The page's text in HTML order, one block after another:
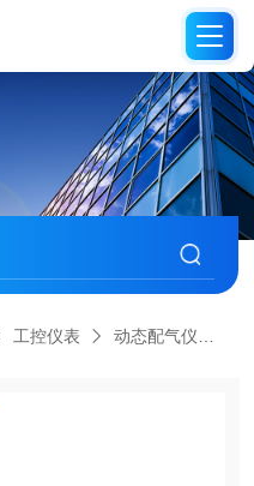
工控仪表 动态配气仪